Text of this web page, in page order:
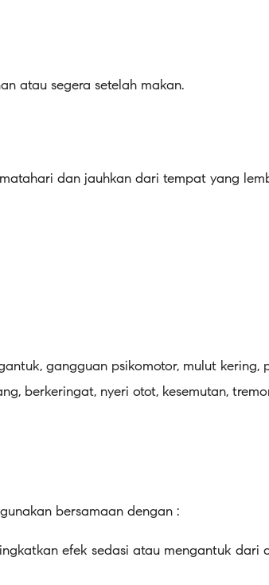
atau segera setelah makan.
dan jauhkan dari tempat yang
gangguan psikomotor, mulut kering,
berkeringat, nyeri otot, kesemutan,
bersamaan dengan :
efek sedasi atau mengantuk dari